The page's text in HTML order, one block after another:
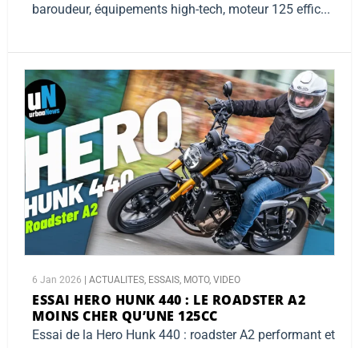
baroudeur, équipements high-tech, moteur 125 effic...
6 Jan 2026 ACTUALITES, ESSAIS, MOTO, VIDEO
ESSAI HERO HUNK 440 : LE ROADSTER A2
MOINS CHER QU’UNE 125CC
Essai de la Hero Hunk 440 : roadster A2 performant et